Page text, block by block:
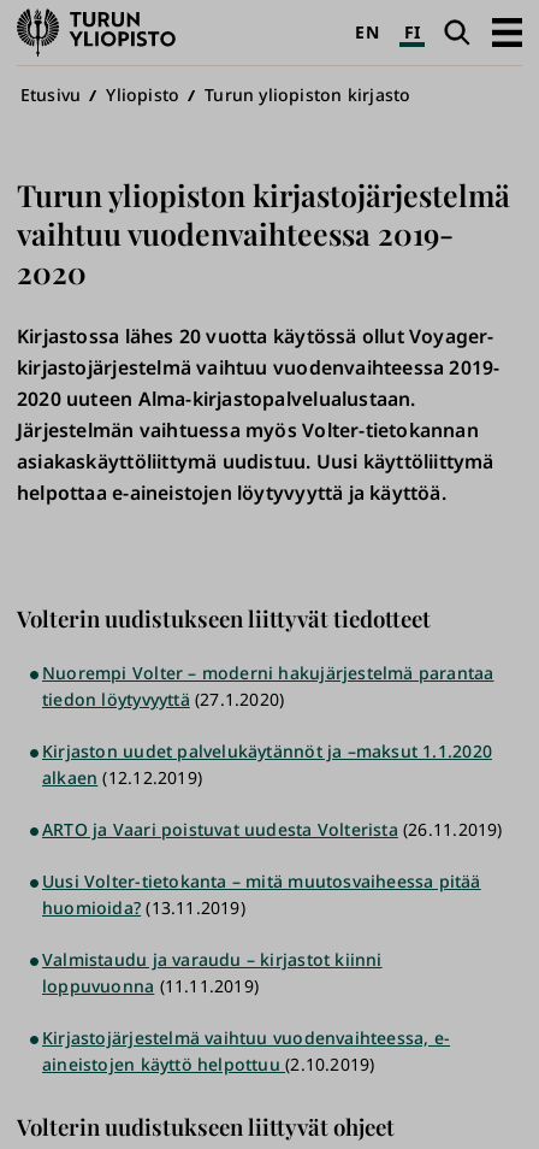
Turun
yliopisto
EN FI Haku
Avaa
Murupolku
Etusivu Yliopisto Turun yliopiston kirjasto
Turun yliopiston kirjastojärjestelmä
vaihtuu vuodenvaihteessa 2019-
2020
Kirjastossa lähes 20 vuotta käytössä ollut Voyager-
kirjastojärjestelmä vaihtuu vuodenvaihteessa 2019-
2020 uuteen Alma-kirjastopalvelualustaan.
Järjestelmän vaihtuessa myös Volter-tietokannan
asiakaskäyttöliittymä uudistuu. Uusi käyttöliittymä
helpottaa e-aineistojen löytyvyyttä ja käyttöä.
Volterin uudistukseen liittyvät tiedotteet
Nuorempi Volter – moderni hakujärjestelmä parantaa
tiedon löytyvyyttä (27.1.2020)
Kirjaston uudet palvelukäytännöt ja –maksut 1.1.2020
alkaen (12.12.2019)
ARTO ja Vaari poistuvat uudesta Volterista (26.11.2019)
Uusi Volter-tietokanta – mitä muutosvaiheessa pitää
huomioida? (13.11.2019)
Valmistaudu ja varaudu – kirjastot kiinni
loppuvuonna (11.11.2019)
Kirjastojärjestelmä vaihtuu vuodenvaihteessa, e-
aineistojen käyttö helpottuu(2.10.2019)
Volterin uudistukseen liittyvät ohjeet